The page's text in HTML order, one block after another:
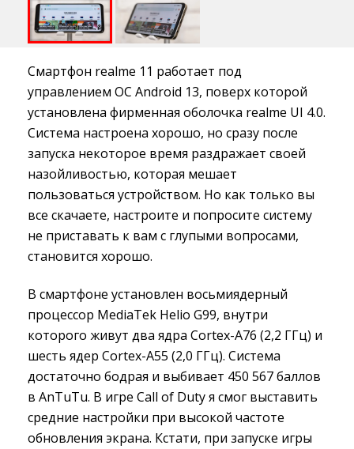
Смартфон realme 11 работает под
управлением ОС Android 13, поверх которой
установлена фирменная оболочка realme UI 4.0.
Система настроена хорошо, но сразу после
запуска некоторое время раздражает своей
назойливостью, которая мешает
пользоваться устройством. Но как только вы
все скачаете, настроите и попросите систему
не приставать к вам с глупыми вопросами,
становится хорошо.
В смартфоне установлен восьмиядерный
процессор MediaTek Helio G99, внутри
которого живут два ядра Cortex-A76 (2,2 ГГц) и
шесть ядер Cortex-A55 (2,0 ГГц). Система
достаточно бодрая и выбивает 450 567 баллов
в AnTuTu. В игре Call of Duty я смог выставить
средние настройки при высокой частоте
обновления экрана. Кстати, при запуске игры